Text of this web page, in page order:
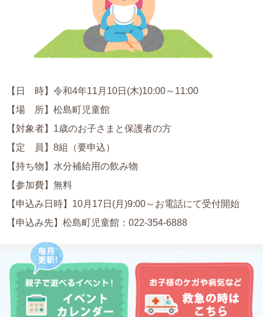
【日 時】令和4年11月10日(木)10:00～11:00
【場 所】松島町児童館
【対象者】1歳のお子さまと保護者の方
【定 員】8組（要申込）
【持ち物】水分補給用の飲み物
【参加費】無料
【申込み日時】10月17日(月)9:00～お電話にて受付開始
【申込み先】松島町児童館：022-354-6888